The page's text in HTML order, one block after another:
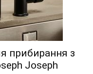
прибирання з
Joseph